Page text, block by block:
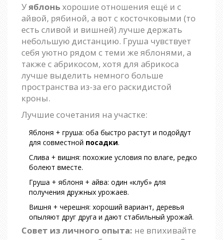
Уяблоньхорошие отношения ещё и с
айвой, рябиной, а вот с косточковыми (то
есть сливой и вишней) лучше держать
небольшую дистанцию. Груша чувствует
себя уютно рядом с теми же яблонями, а
также с абрикосом, хотя для абрикоса
лучше выделить немного больше
пространства из-за его раскидистой
кроны.
Лучшие сочетания на участке:
Яблоня + груша: оба быстро растут и подойдут
для совместной посадки.
Слива + вишня: похожие условия по влаге, редко
болеют вместе.
Груша + яблоня + айва: один «клуб» для
получения дружных урожаев.
Вишня + черешня: хороший вариант, деревья
опыляют друг друга и дают стабильный урожай.
Совет из личного опыта: не впихивайте